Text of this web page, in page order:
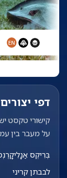
EN
דפי
קישורי טקסט
על מעבר בין
בְּרִיקְס
לבבתן קריני